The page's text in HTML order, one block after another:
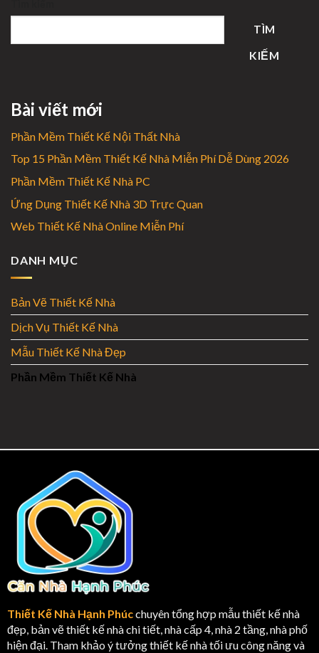
TÌM
KIẾM
Bài viết mới
Phần Mềm Thiết Kế Nội Thất Nhà
Top 15 Phần Mềm Thiết Kế Nhà Miễn Phí Dễ Dùng 2026
Phần Mềm Thiết Kế Nhà PC
Ứng Dụng Thiết Kế Nhà 3D Trực Quan
Web Thiết Kế Nhà Online Miễn Phí
DANH MỤC
Bản Vẽ Thiết Kế Nhà
Dịch Vụ Thiết Kế Nhà
Mẫu Thiết Kế Nhà Đẹp
Phần Mềm Thiết Kế Nhà
Thiết Kế Nhà Hạnh Phúcchuyên tổng hợp mẫu thiết kế nhà
đẹp, bản vẽ thiết kế nhà chi tiết, nhà cấp 4, nhà 2 tầng, nhà phố
hiện đại. Tham khảo ý tưởng thiết kế nhà tối ưu công năng và